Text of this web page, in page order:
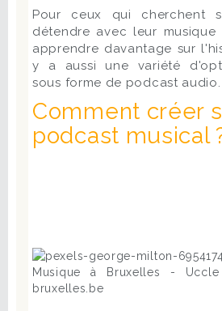
Pour ceux qui cherchent
détendre avec leur
apprendre davantage sur
y a aussi une variété
sous forme de podcast audio.
Comment créer
podcast musical